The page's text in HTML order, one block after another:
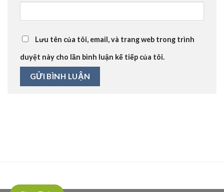
Lưu tên của tôi, email, và trang web trong trình
duyệt này cho lần bình luận kế tiếp của tôi.